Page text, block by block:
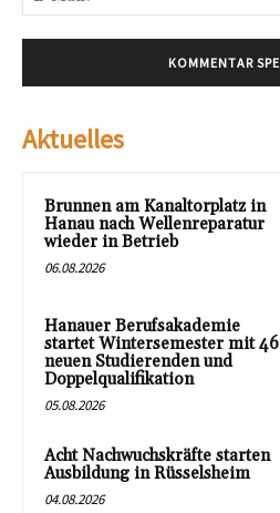
Aktuelles
Brunnen am Kanaltorplatz in
Hanau nach Wellenreparatur
wieder in Betrieb
06.08.2026
Hanauer Berufsakademie
startet Wintersemester mit 46
neuen Studierenden und
Doppelqualifikation
05.08.2026
Acht Nachwuchskräfte starten
Ausbildung in Rüsselsheim
04.08.2026